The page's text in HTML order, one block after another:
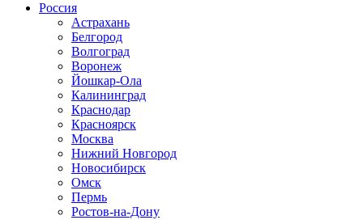
Россия
Астрахань
Белгород
Волгоград
Воронеж
Йошкар-Ола
Калининград
Краснодар
Красноярск
Москва
Нижний Новгород
Новосибирск
Омск
Пермь
Ростов-на-Дону